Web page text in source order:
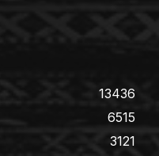
13436
6515
3121